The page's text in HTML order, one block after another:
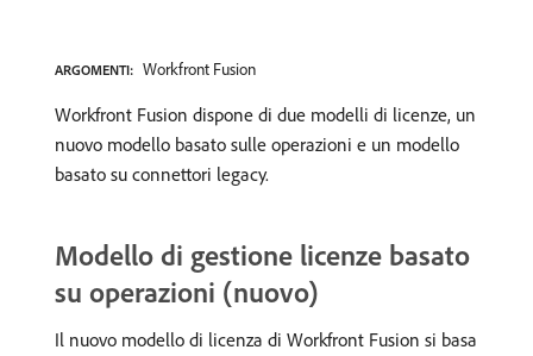
ARGOMENTI: Workfront Fusion
Workfront Fusion dispone di due modelli di licenze, un
nuovo modello basato sulle operazioni e un modello
basato su connettori legacy.
Modello di gestione licenze basato
su operazioni (nuovo)
Il nuovo modello di licenza di Workfront Fusion si basa